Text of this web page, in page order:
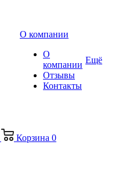
О компании
О
компании
Отзывы
Контакты
Ещё
Корзина 0